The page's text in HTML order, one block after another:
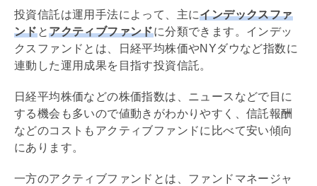
投資信託は運用手法によって、主にインデックスファ
ンドとアクティブファンドに分類できます。インデッ
クスファンドとは、日経平均株価やNYダウなど指数に
連動した運用成果を目指す投資信託。
日経平均株価などの株価指数は、ニュースなどで目に
する機会も多いので値動きがわかりやすく、信託報酬
などのコストもアクティブファンドに比べて安い傾向
にあります。
一方のアクティブファンドとは、ファンドマネージャ